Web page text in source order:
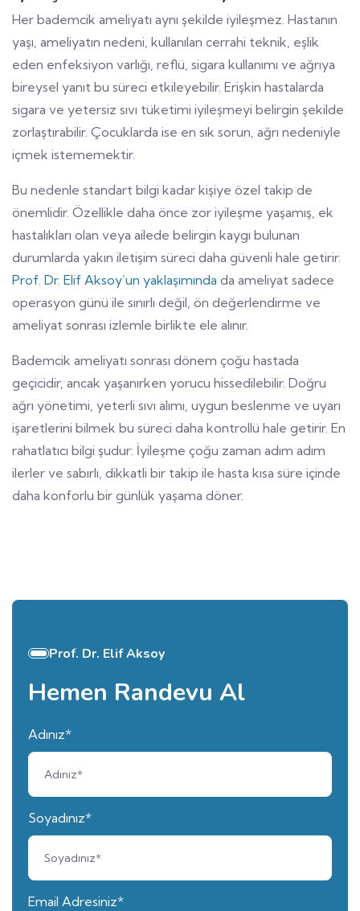
Her bademcik ameliyatı aynı şekilde iyileşmez. Hastanın
yaşı, ameliyatın nedeni, kullanılan cerrahi teknik, eşlik
eden enfeksiyon varlığı, reflü, sigara kullanımı ve ağrıya
bireysel yanıt bu süreci etkileyebilir. Erişkin hastalarda
sigara ve yetersiz sıvı tüketimi iyileşmeyi belirgin şekilde
zorlaştırabilir. Çocuklarda ise en sık sorun, ağrı nedeniyle
içmek istememektir.
Bu nedenle standart bilgi kadar kişiye özel takip de
önemlidir. Özellikle daha önce zor iyileşme yaşamış, ek
hastalıkları olan veya ailede belirgin kaygı bulunan
durumlarda yakın iletişim süreci daha güvenli hale getirir.
Prof. Dr. Elif Aksoy’un yaklaşımında da ameliyat sadece
operasyon günü ile sınırlı değil, ön değerlendirme ve
ameliyat sonrası izlemle birlikte ele alınır.
Bademcik ameliyatı sonrası dönem çoğu hastada
geçicidir, ancak yaşanırken yorucu hissedilebilir. Doğru
ağrı yönetimi, yeterli sıvı alımı, uygun beslenme ve uyarı
işaretlerini bilmek bu süreci daha kontrollü hale getirir. En
rahatlatıcı bilgi şudur: İyileşme çoğu zaman adım adım
ilerler ve sabırlı, dikkatli bir takip ile hasta kısa süre içinde
daha konforlu bir günlük yaşama döner.
Prof. Dr. Elif Aksoy
Hemen Randevu Al
Adınız*
Soyadınız*
Email Adresiniz*